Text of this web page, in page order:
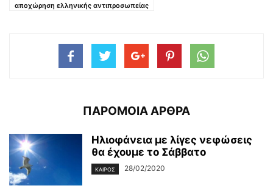
αποχώρηση ελληνικής αντιπροσωπείας
ΠΑΡΟΜΟΙΑ ΑΡΘΡΑ
Ηλιοφάνεια με λίγες νεφώσεις
θα έχουμε το Σάββατο
ΚΑΙΡΌΣ 28/02/2020